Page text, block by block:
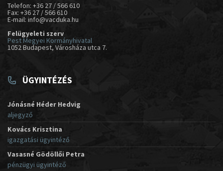
Telefon: +36 27 / 566 610
Fax: +36 27 / 566 610
E-mail: info@vacduka.hu
Felügyeleti szerv
Pest Megyei Kormányhivatal
1052 Budapest, Városháza utca 7.
ÜGYINTÉZÉS
Jónásné Héder Hedvig
aljegyző
Kovács Krisztina
igazgatási ügyintéző
Vasasné Gödöllői Petra
pénzügyi ügyintéző